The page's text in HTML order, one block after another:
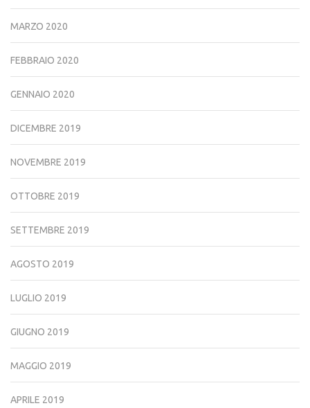
MARZO 2020
FEBBRAIO 2020
GENNAIO 2020
DICEMBRE 2019
NOVEMBRE 2019
OTTOBRE 2019
SETTEMBRE 2019
AGOSTO 2019
LUGLIO 2019
GIUGNO 2019
MAGGIO 2019
APRILE 2019